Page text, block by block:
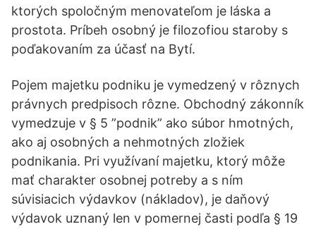
ktorých spoločným menovateľom je láska a
prostota. Príbeh osobný je filozofiou staroby s
poďakovaním za účasť na Bytí.
Pojem majetku podniku je vymedzený v rôznych
právnych predpisoch rôzne. Obchodný zákonník
vymedzuje v § 5 ”podnik” ako súbor hmotných,
ako aj osobných a nehmotných zložiek
podnikania. Pri využívaní majetku, ktorý môže
mať charakter osobnej potreby a s ním
súvisiacich výdavkov (nákladov), je daňový
výdavok uznaný len v pomernej časti podľa § 19